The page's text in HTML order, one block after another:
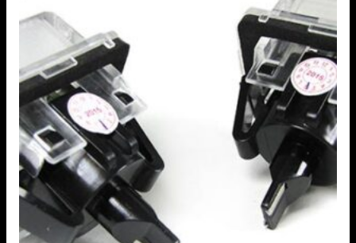
S
n
a
a
n
t
a
l